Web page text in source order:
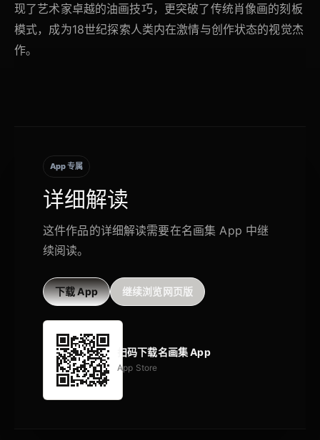
现了艺术家卓越的油画技巧，更突破了传统肖像画的刻板
模式，成为18世纪探索人类内在激情与创作状态的视觉杰
作。
App 专属
详细解读
这件作品的详细解读需要在名画集 App 中继
续阅读。
下载 App 继续浏览网页版
扫码下载名画集 App
App Store